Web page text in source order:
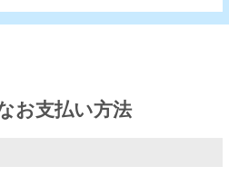
お支払い方法